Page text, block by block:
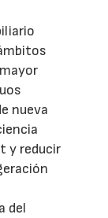
nueva
y reducir
del